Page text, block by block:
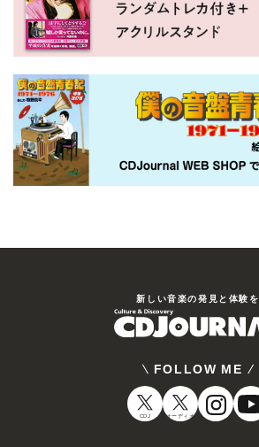
新しい⾳楽の発⾒と体験を
FOLLOW ME
CDJ オーディオ